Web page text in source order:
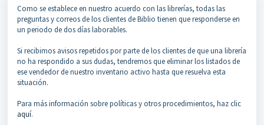
Como se establece en nuestro acuerdo con las librerías, todas las
preguntas y correos de los clientes de Biblio tienen que responderse en
un periodo de dos días laborables.
Si recibimos avisos repetidos por parte de los clientes de que una librería
no ha respondido a sus dudas, tendremos que eliminar los listados de
ese vendedor de nuestro inventario activo hasta que resuelva esta
situación.
Para más información sobre políticas y otros procedimientos, haz clic
aquí.